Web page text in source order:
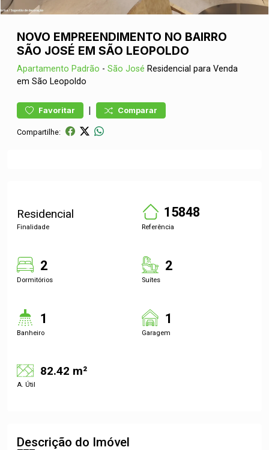
NOVO EMPREENDIMENTO NO BAIRRO
SÃO JOSÉ EM SÃO LEOPOLDO
Apartamento Padrão - São José Residencial para Venda
em São Leopoldo
Favoritar | Comparar
Compartilhe:
Residencial
Finalidade
15848
Referência
2
Dormitórios
2
Suítes
1
Banheiro
1
Garagem
82.42 m²
A. Útil
Descrição do Imóvel